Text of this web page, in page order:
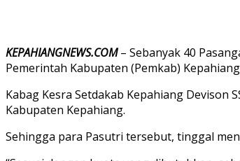
KEPAHIANGNEWS.COM– Sebanyak 40
Pemerintah Kabupaten (Pemkab)
Kabag Kesra Setdakab Kepahiang Devison
Kabupaten Kepahiang.
Sehingga para Pasutri tersebut, tinggal